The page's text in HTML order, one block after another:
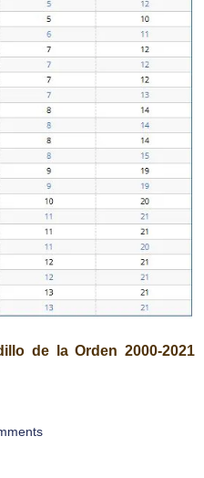
de la Orden 2000-2021